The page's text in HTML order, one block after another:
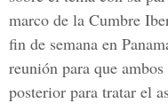
marco de la Cumbre
fin de semana en
reunión para que
posterior para tratar el